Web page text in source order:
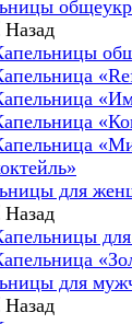
Назад
для
Назад
для
Назад